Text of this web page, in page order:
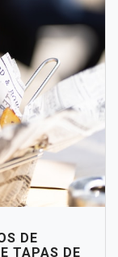
DE
TAPAS DE